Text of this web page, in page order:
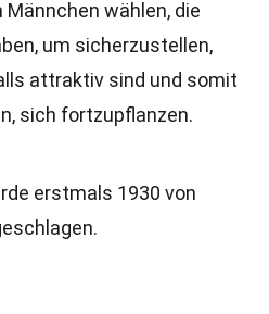
wählen, die
um sicherzustellen,
attraktiv sind und somit
sich fortzupflanzen.
erstmals 1930 von